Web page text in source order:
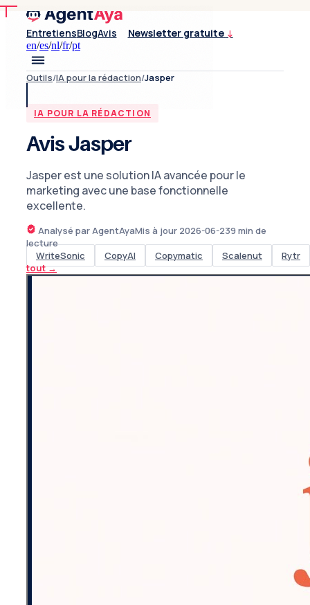
EntretiensBlogAvis Newsletter gratuite ↓
en/es/nl/fr/pt
Outils/IA pour la rédaction/Jasper
IA POUR LA RÉDACTION
Avis Jasper
Jasper est une solution IA avancée pour le
marketing avec une base fonctionnelle
excellente.
Analysé par AgentAyaMis à jour 2026-06-239 min de
lecture
WriteSonic
CopyAI Copymatic Scalenut
Rytr
tout→